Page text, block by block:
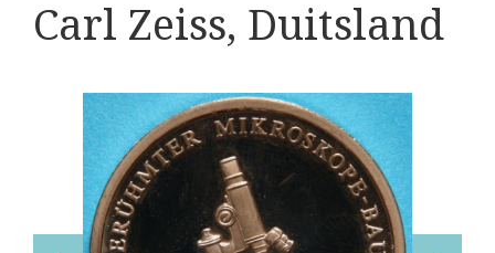
Elektrische meetapparatuur
Boeken
Divers
Makers
Images
Carl Zeiss, Duitsland